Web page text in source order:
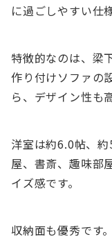
に過ごしやすい仕
特徴的なのは、梁
作り付けソファの
ら、デザイン性も
洋室は約6.0帖、
屋、書斎、趣味部
イズ感です。
収納面も優秀です。